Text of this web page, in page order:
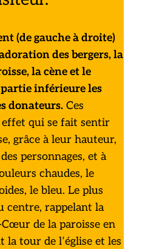
(de gauche à droite)
des bergers, la
la cène et le
inférieure les
donateurs. Ces
qui se fait sentir
grâce à leur hauteur,
personnages, et à
chaudes, le
le bleu. Le plus
centre, rappelant la
de la paroisse en
la tour de l’église et les